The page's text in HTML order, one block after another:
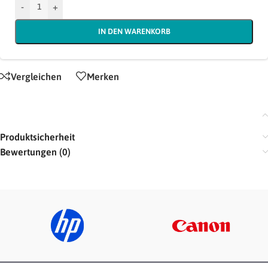
- +
IN DEN WARENKORB
Vergleichen Merken
Produktsicherheit
Bewertungen (0)